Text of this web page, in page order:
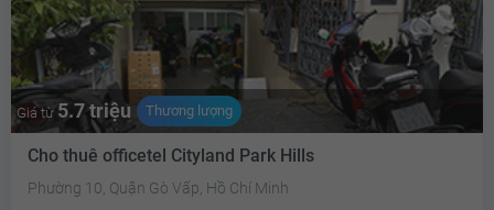
Giá từ 5.7 triệu Thương lượng
Cho thuê officetel Cityland Park Hills
Phường 10, Quận Gò Vấp, Hồ Chí Minh